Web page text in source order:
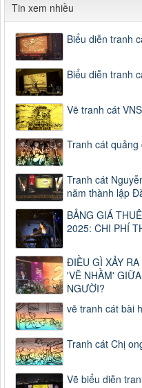
Tin xem nhiều
Biểu diễn tranh
Biểu diễn tranh
Vẽ tranh cát
Tranh cát quảng
Tranh cát
năm thành lập
BẢNG GIÁ
2025: CHI PHÍ
ĐIỀU GÌ XẢY
'VẼ NHẦM'
NGƯỜI?
vẽ tranh cát bài
Tranh cát Chị
Vẽ biểu diễn